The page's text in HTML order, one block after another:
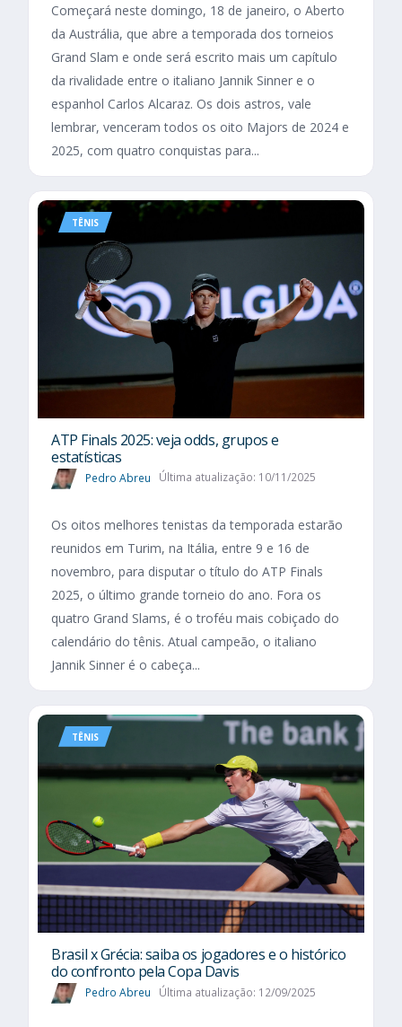
Começará neste domingo, 18 de janeiro, o Aberto
da Austrália, que abre a temporada dos torneios
Grand Slam e onde será escrito mais um capítulo
da rivalidade entre o italiano Jannik Sinner e o
espanhol Carlos Alcaraz. Os dois astros, vale
lembrar, venceram todos os oito Majors de 2024 e
2025, com quatro conquistas para...
TÊNIS
ATP Finals 2025: veja odds, grupos e
estatísticas
Pedro Abreu Última atualização: 10/11/2025
Os oitos melhores tenistas da temporada estarão
reunidos em Turim, na Itália, entre 9 e 16 de
novembro, para disputar o título do ATP Finals
2025, o último grande torneio do ano. Fora os
quatro Grand Slams, é o troféu mais cobiçado do
calendário do tênis. Atual campeão, o italiano
Jannik Sinner é o cabeça...
TÊNIS
Brasil x Grécia: saiba os jogadores e o histórico
do confronto pela Copa Davis
Pedro Abreu Última atualização: 12/09/2025